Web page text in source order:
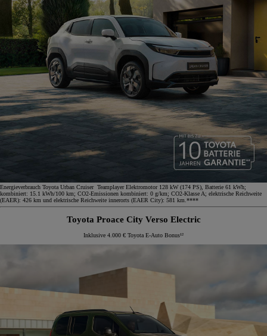
Energieverbrauch Toyota Urban Cruiser Teamplayer Elektromotor 128 kW (174 PS), Batterie 61 kWh;
kombiniert: 15.1 kWh/100 km; CO2-Emissionen kombiniert: 0 g/km; CO2-Klasse A; elektrische Reichweite
(EAER): 426 km und elektrische Reichweite innerorts (EAER City): 581 km.****
Toyota Proace City Verso Electric
Inklusive 4.000 € Toyota E-Auto Bonus¹²